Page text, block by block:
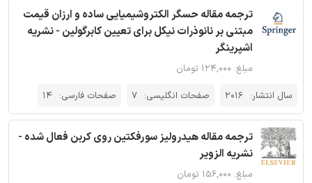
ترجمه مقاله حسگر الکتروشیمیایی ساده و ارزان قیمت
مبتنی بر نانوذرات نیکل برای تعیین کابرگولین - نشریه
اشپرینگر
مبلغ: ۱۲۴,۰۰۰ تومان
سال انتشار: 2016 صفحات انگلیسی: 7 صفحات فارسی: 14
ترجمه مقاله هیدرولیز سورفکتین روی کربن فعال شده -
نشریه الزویر
مبلغ: ۱۵۶,۰۰۰ تومان